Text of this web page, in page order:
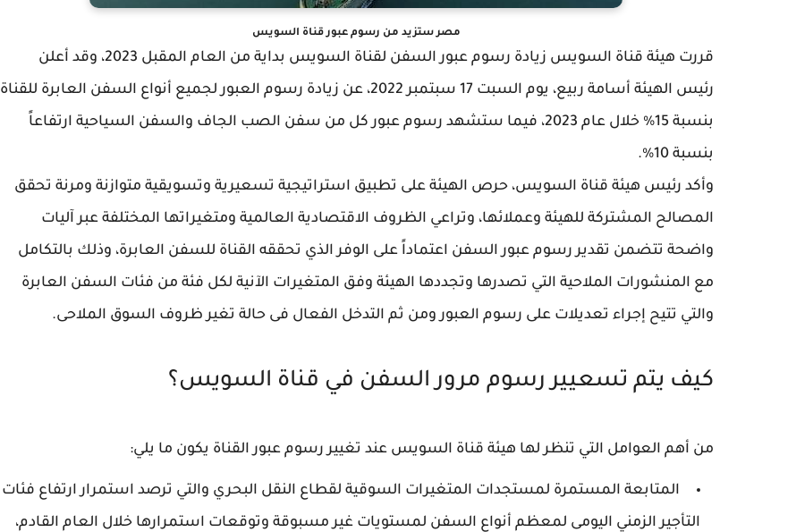
مصر ستزيد من رسوم عبور قناة السويس
قررت هيئة قناة السويس زيادة رسوم عبور السفن لقناة السويس بداية من العام المقبل 2023، وقد أعلن
رئيس الهيئة أسامة ربيع، يوم السبت 17 سبتمبر 2022، عن زيادة رسوم العبور لجميع أنواع السفن العابرة للقناة
بنسبة 15% خلال عام 2023، فيما ستشهد رسوم عبور كل من سفن الصب الجاف والسفن السياحية ارتفاعاً
بنسبة 10%.
وأكد رئيس هيئة قناة السويس، حرص الهيئة على تطبيق استراتيجية تسعيرية وتسويقية متوازنة ومرنة تحقق
المصالح المشتركة للهيئة وعملائها، وتراعي الظروف الاقتصادية العالمية ومتغيراتها المختلفة عبر آليات
واضحة تتضمن تقدير رسوم عبور السفن اعتماداً على الوفر الذي تحققه القناة للسفن العابرة، وذلك بالتكامل
مع المنشورات الملاحية التي تصدرها وتجددها الهيئة وفق المتغيرات الآنية لكل فئة من فئات السفن العابرة
والتي تتيح إجراء تعديلات على رسوم العبور ومن ثم التدخل الفعال فى حالة تغير ظروف السوق الملاحى.
كيف يتم تسعيير رسوم مرور السفن في قناة السويس؟
من أهم العوامل التي تنظر لها هيئة قناة السويس عند تغيير رسوم عبور القناة يكون ما يلي:
المتابعة المستمرة لمستجدات المتغيرات السوقية لقطاع النقل البحري والتي ترصد استمرار ارتفاع فئات
التأجير الزمني اليومى لمعظم أنواع السفن لمستويات غير مسبوقة وتوقعات استمرارها خلال العام القادم،